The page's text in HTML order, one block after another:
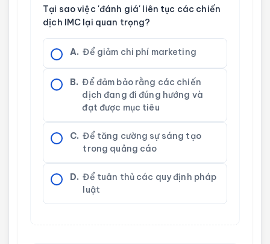
Tại sao việc 'đánh giá' liên tục các chiến
dịch IMC lại quan trọng?
A. Để giảm chi phí marketing
B. Để đảm bảo rằng các chiến
dịch đang đi đúng hướng và
đạt được mục tiêu
C. Để tăng cường sự sáng tạo
trong quảng cáo
D. Để tuân thủ các quy định pháp
luật